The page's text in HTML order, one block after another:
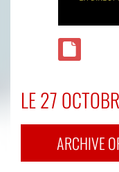
LE 27
ARCHIVE